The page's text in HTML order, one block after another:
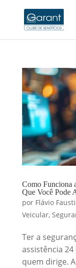
Como Funciona
Que Você Pode
por Flávio
Veicular,
Ter a
assistência
quem dirige.